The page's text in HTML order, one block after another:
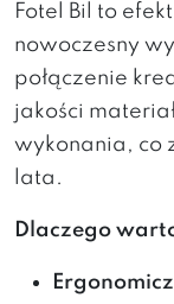
Fotel Bil to
nowoczesny
połączenie
jakości
wykonania, co
lata.
Dlaczego